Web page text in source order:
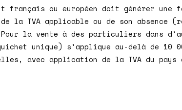
français ou européen doit générer une
la TVA applicable ou de son absence
Pour la vente à des particuliers dans
unique) s'applique au-delà de 10
avec application de la TVA du pays